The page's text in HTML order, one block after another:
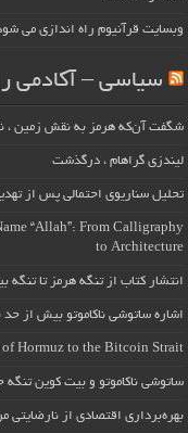
وبسایت قرآنیوم راه اندازی می
سیاسی – آکادمی
شگفت آن‌که هرمز به نقش زمین ،
لیندزی گراهام ، درگذشت
تحلیل سناریوی احتمالی پس از
“Allah”: From Calligraphy
to Architecture
انتشار کتاب از تنگه هرمز تا
اشاره ساتوشی ناکاموتو بیش از
of Hormuz to the Bitcoin Strait
ساتوشی ناکاموتو و بیت کوین تنگه
بهره‌برداری اقتصادی از